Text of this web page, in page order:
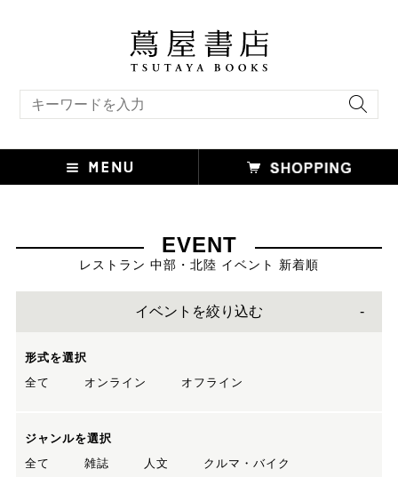
EVENT
レストラン 中部・北陸 イベント 新着順
イベントを絞り込む
形式を選択
全て
オンライン オフライン
ジャンルを選択
全て
雑誌 人文
クルマ・バイク